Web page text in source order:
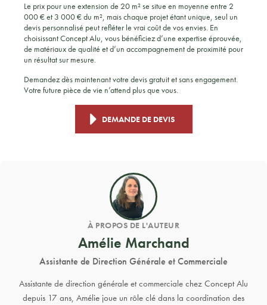
Le prix pour une extension de 20 m² se situe en moyenne entre 2
000 € et 3 000 € du m², mais chaque projet étant unique, seul un
devis personnalisé peut refléter le vrai coût de vos envies. En
choisissant Concept Alu, vous bénéficiez d’une expertise éprouvée,
de matériaux de qualité et d’un accompagnement de proximité pour
un résultat sur mesure.
Demandez dès maintenant votre devis gratuit et sans engagement.
Votre future pièce de vie n’attend plus que vous.
DEMANDE DE DEVIS
À PROPOS DE L'AUTEUR
Amélie Marchand
Assistante de Direction Générale et Commerciale
Assistante de direction générale et commerciale chez Concept Alu
depuis 17 ans, Amélie joue un rôle clé dans la coordination des